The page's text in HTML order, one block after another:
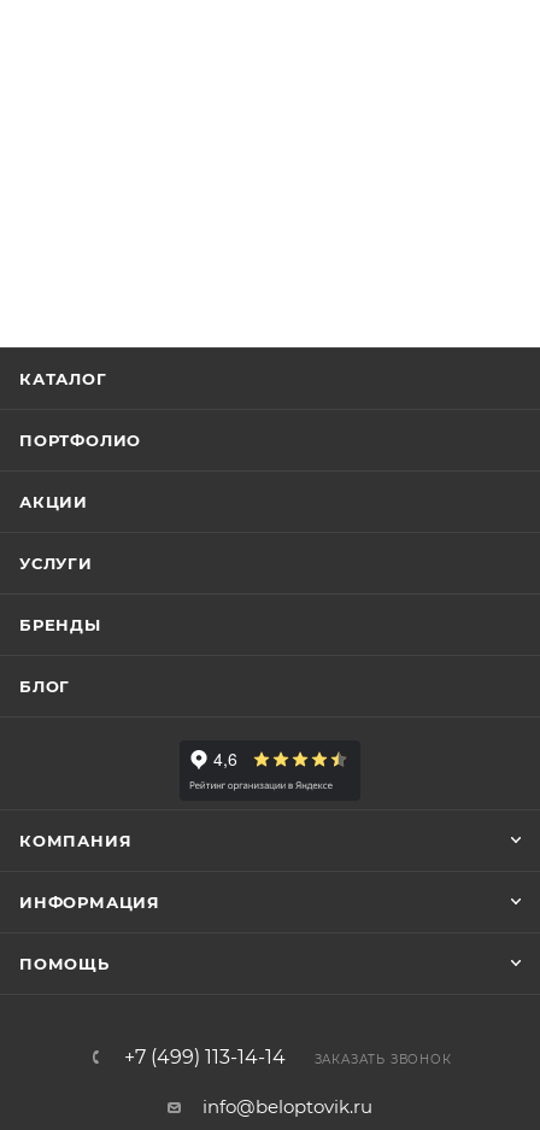
КАТАЛОГ
ПОРТФОЛИО
АКЦИИ
УСЛУГИ
БРЕНДЫ
БЛОГ
КОМПАНИЯ
ИНФОРМАЦИЯ
ПОМОЩЬ
+7 (499) 113-14-14 ЗАКАЗАТЬ ЗВОНОК
info@beloptovik.ru